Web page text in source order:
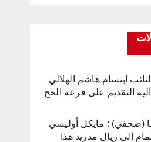
ابتسام هاشم الهلالي
التقديم على قرعة الحج
(صحفي) : مايكل أوليسي
إلى ريال مدريد هذا